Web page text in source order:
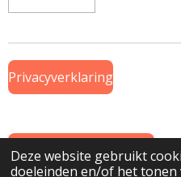
Deze website gebruikt
doeleinden en/of het tonen
Privacyverklaring
Algemene Voorwaarden